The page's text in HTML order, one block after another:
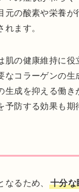
元の酸素や栄養が
ます。
肌の健康維持に役
なコラーゲンの生
生成を抑える働き
防する効果も期
るため、 十分な